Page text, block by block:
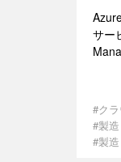
サー
#ク
#製造
#製